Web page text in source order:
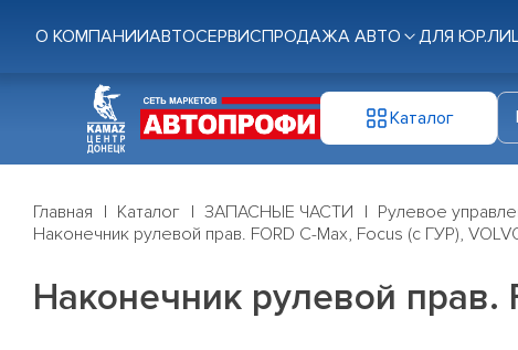
О КОМПАНИИАВТОСЕРВИСПРОДАЖА АВТО ДЛЯ
Каталог
Главная Каталог ЗАПАСНЫЕ ЧАСТИ Рулевое
Наконечник рулевой прав. FORD C-Max, Focus (с ГУР),
Наконечник рулевой прав.